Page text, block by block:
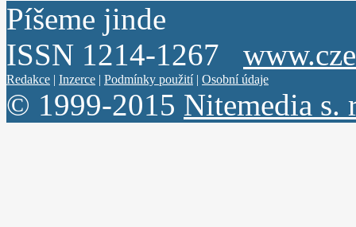
Píšeme jinde
ISSN 1214-1267
Redakce | Inzerce | Podmínky použití| Osobní údaje
© 1999-2015 Nitemedia s.